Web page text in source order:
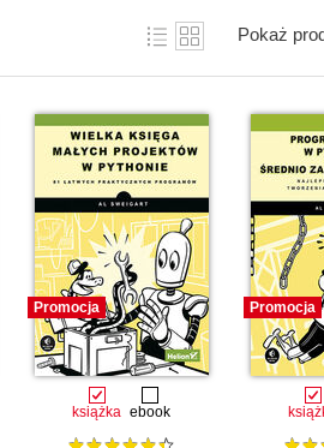
Pokaż
Promocja
książka ebook
Promocja